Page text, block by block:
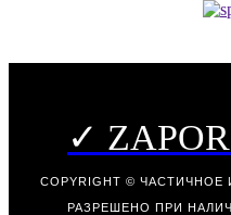
✓
COPYRIGHT ©
РАЗРЕШЕНО ПРИ